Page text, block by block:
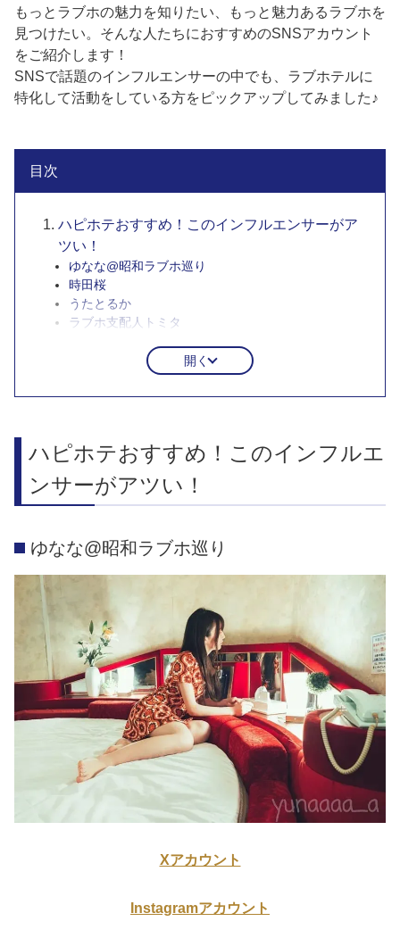
もっとラブホの魅力を知りたい、もっと魅力あるラブホを
見つけたい。そんな人たちにおすすめのSNSアカウント
をご紹介します！
SNSで話題のインフルエンサーの中でも、ラブホテルに
特化して活動をしている方をピックアップしてみました♪
目次
ハピホテおすすめ！このインフルエンサーがア
ツい！
ゆなな@昭和ラブホ巡り
時田桜
うたとるか
ラブホ支配人トミタ
開く
ハピホテおすすめ！このインフルエ
ンサーがアツい！
ゆなな@昭和ラブホ巡り
Xアカウント
Instagramアカウント